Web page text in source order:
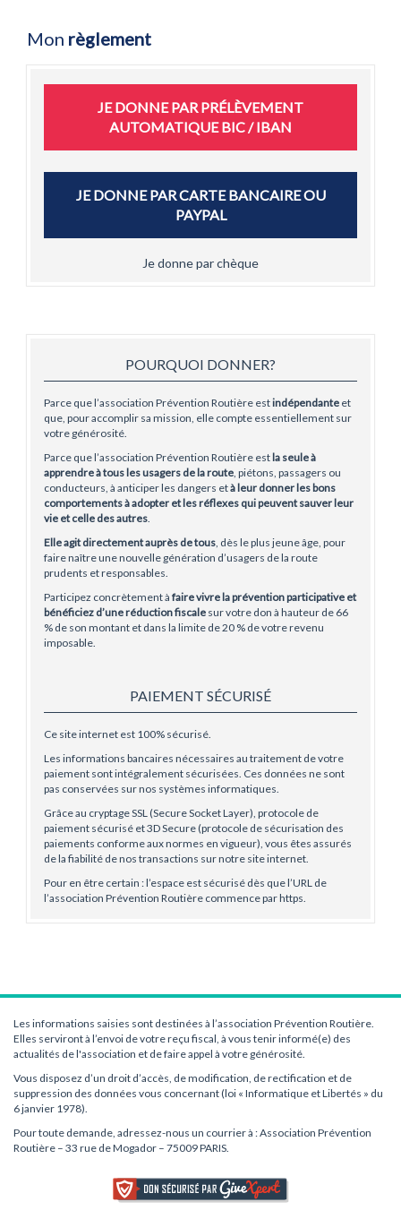
Mon règlement
JE DONNE PARPRÉLÈVEMENT
AUTOMATIQUE BIC / IBAN
JE DONNEPAR CARTE BANCAIRE OU
PAYPAL
Je donne par chèque
POURQUOI DONNER?
Parce que l’association Prévention Routière estindépendante et
que, pour accomplir sa mission, elle compte essentiellement sur
votre générosité.
Parce que l’association Prévention Routière est la seule à
apprendre à tous les usagers de la route, piétons, passagers ou
conducteurs, à anticiper les dangers età leur donner les bons
comportements à adopter et les réflexes qui peuvent sauver leur
vie et celle des autres.
Elle agit directement auprès de tous, dès le plus jeune âge, pour
faire naître une nouvelle génération d’usagers de la route
prudents et responsables.
Participez concrètement à faire vivre la prévention participative et
bénéficiez d’une réduction fiscale sur votre don à hauteur de 66
% de son montant et dans la limite de 20 % de votre revenu
imposable.
PAIEMENT SÉCURISÉ
Ce site internet est 100% sécurisé.
Les informations bancaires nécessaires au traitement de votre
paiement sont intégralement sécurisées. Ces données ne sont
pas conservées sur nos systèmes informatiques.
Grâce au cryptage SSL (Secure Socket Layer), protocole de
paiement sécurisé et 3D Secure (protocole de sécurisation des
paiements conforme aux normes en vigueur), vous êtes assurés
de la fiabilité de nos transactions sur notre site internet.
Pour en être certain : l’espace est sécurisé dès que l’URL de
l’association Prévention Routière commence par https.
Les informations saisies sont destinées à l’association Prévention Routière.
Elles serviront à l’envoi de votre reçu fiscal, à vous tenir informé(e) des
actualités de l'association et de faire appel à votre générosité.
Vous disposez d’un droit d’accès, de modification, de rectification et de
suppression des données vous concernant (loi « Informatique et Libertés » du
6 janvier 1978).
Pour toute demande, adressez-nous un courrier à : Association Prévention
Routière – 33 rue de Mogador – 75009 PARIS.